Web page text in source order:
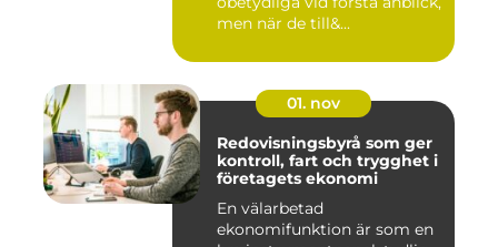
men när de till&...
01. nov
Redovisningsbyrå som ger
kontroll, fart och trygghet i
företagets ekonomi
En välarbetad
ekonomifunktion är som en